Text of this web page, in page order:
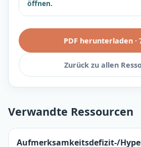
öffnen.
PDF herunterladen·
Zurück zu allen
Verwandte Ressourcen
Aufmerksamkeitsdefizit-/